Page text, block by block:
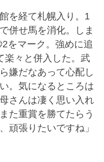
を経て札幌入り。1
併せ馬を消化。しま
をマーク。強めに追
楽々と併入した。武
嫌だなあって心配し
。気になるところは
さんは凄く思い入れ
た重賞を勝てたらう
頑張りたいですね」